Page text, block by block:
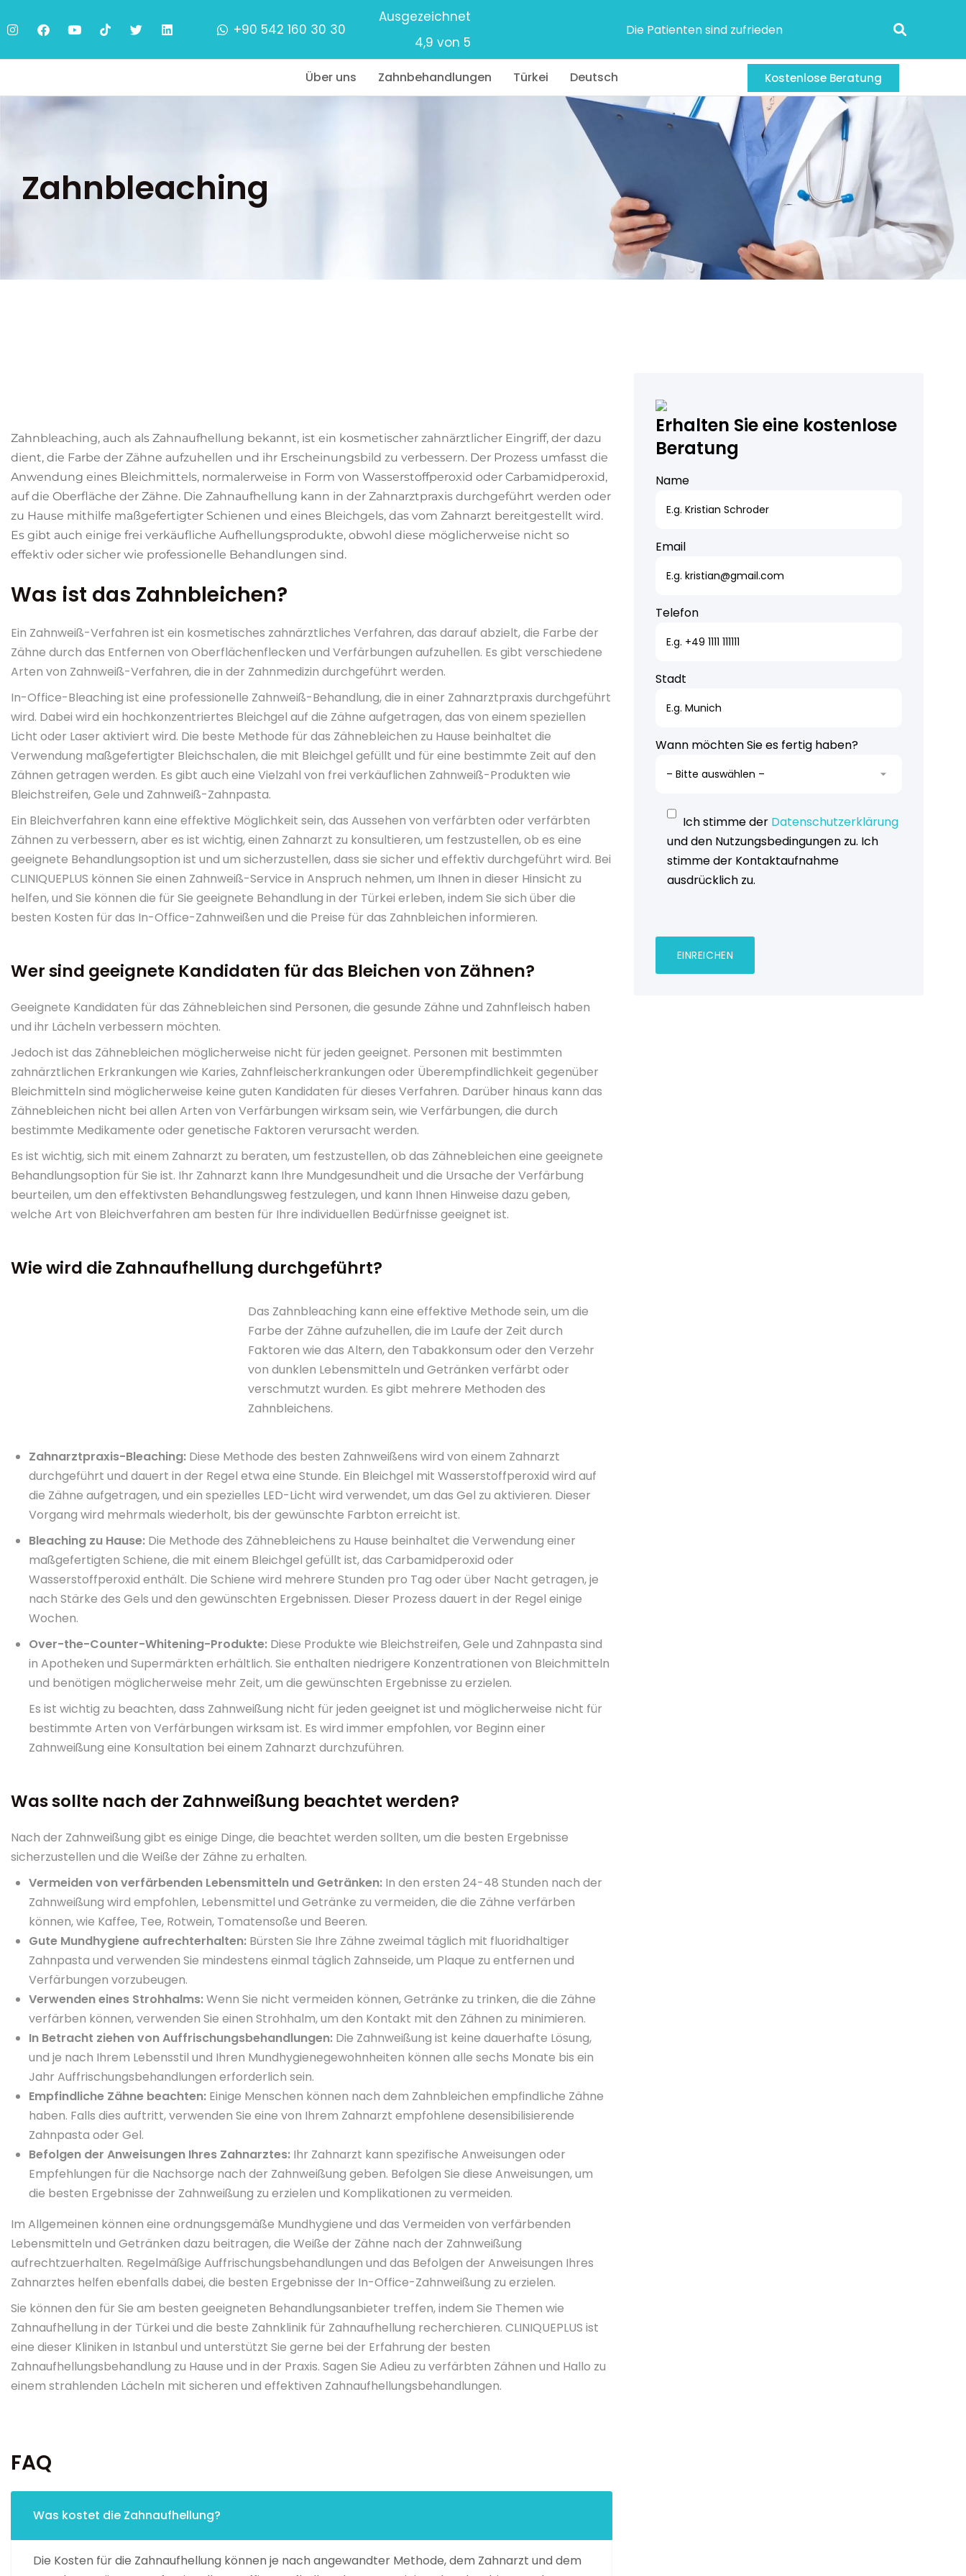
+90 542 160 30 30
Ausgezeichnet
4,9 von 5
Die Patienten sind zufrieden
Über uns Zahnbehandlungen Türkei Deutsch Kostenlose Beratung
Zahnbleaching
Zahnbleaching, auch als Zahnaufhellung bekannt, ist ein kosmetischer zahnärztlicher Eingriff, der dazu
dient, die Farbe der Zähne aufzuhellen und ihr Erscheinungsbild zu verbessern. Der Prozess umfasst die
Anwendung eines Bleichmittels, normalerweise in Form von Wasserstoffperoxid oder Carbamidperoxid,
auf die Oberfläche der Zähne. Die Zahnaufhellung kann in der Zahnarztpraxis durchgeführt werden oder
zu Hause mithilfe maßgefertigter Schienen und eines Bleichgels, das vom Zahnarzt bereitgestellt wird.
Es gibt auch einige frei verkäufliche Aufhellungsprodukte, obwohl diese möglicherweise nicht so
effektiv oder sicher wie professionelle Behandlungen sind.
Was ist das Zahnbleichen?
Ein Zahnweiß-Verfahren ist ein kosmetisches zahnärztliches Verfahren, das darauf abzielt, die Farbe der
Zähne durch das Entfernen von Oberflächenflecken und Verfärbungen aufzuhellen. Es gibt verschiedene
Arten von Zahnweiß-Verfahren, die in der Zahnmedizin durchgeführt werden.
In-Office-Bleaching ist eine professionelle Zahnweiß-Behandlung, die in einer Zahnarztpraxis durchgeführt
wird. Dabei wird ein hochkonzentriertes Bleichgel auf die Zähne aufgetragen, das von einem speziellen
Licht oder Laser aktiviert wird. Die beste Methode für das Zähnebleichen zu Hause beinhaltet die
Verwendung maßgefertigter Bleichschalen, die mit Bleichgel gefüllt und für eine bestimmte Zeit auf den
Zähnen getragen werden. Es gibt auch eine Vielzahl von frei verkäuflichen Zahnweiß-Produkten wie
Bleichstreifen, Gele und Zahnweiß-Zahnpasta.
Ein Bleichverfahren kann eine effektive Möglichkeit sein, das Aussehen von verfärbten oder verfärbten
Zähnen zu verbessern, aber es ist wichtig, einen Zahnarzt zu konsultieren, um festzustellen, ob es eine
geeignete Behandlungsoption ist und um sicherzustellen, dass sie sicher und effektiv durchgeführt wird. Bei
CLINIQUEPLUS können Sie einen Zahnweiß-Service in Anspruch nehmen, um Ihnen in dieser Hinsicht zu
helfen, und Sie können die für Sie geeignete Behandlung in der Türkei erleben, indem Sie sich über die
besten Kosten für das In-Office-Zahnweißen und die Preise für das Zahnbleichen informieren.
Wer sind geeignete Kandidaten für das Bleichen von Zähnen?
Geeignete Kandidaten für das Zähnebleichen sind Personen, die gesunde Zähne und Zahnfleisch haben
und ihr Lächeln verbessern möchten.
Jedoch ist das Zähnebleichen möglicherweise nicht für jeden geeignet. Personen mit bestimmten
zahnärztlichen Erkrankungen wie Karies, Zahnfleischerkrankungen oder Überempfindlichkeit gegenüber
Bleichmitteln sind möglicherweise keine guten Kandidaten für dieses Verfahren. Darüber hinaus kann das
Zähnebleichen nicht bei allen Arten von Verfärbungen wirksam sein, wie Verfärbungen, die durch
bestimmte Medikamente oder genetische Faktoren verursacht werden.
Es ist wichtig, sich mit einem Zahnarzt zu beraten, um festzustellen, ob das Zähnebleichen eine geeignete
Behandlungsoption für Sie ist. Ihr Zahnarzt kann Ihre Mundgesundheit und die Ursache der Verfärbung
beurteilen, um den effektivsten Behandlungsweg festzulegen, und kann Ihnen Hinweise dazu geben,
welche Art von Bleichverfahren am besten für Ihre individuellen Bedürfnisse geeignet ist.
Wie wird die Zahnaufhellung durchgeführt?
Das Zahnbleaching kann eine effektive Methode sein, um die
Farbe der Zähne aufzuhellen, die im Laufe der Zeit durch
Faktoren wie das Altern, den Tabakkonsum oder den Verzehr
von dunklen Lebensmitteln und Getränken verfärbt oder
verschmutzt wurden. Es gibt mehrere Methoden des
Zahnbleichens.
Zahnarztpraxis-Bleaching: Diese Methode des besten Zahnweißens wird von einem Zahnarzt
durchgeführt und dauert in der Regel etwa eine Stunde. Ein Bleichgel mit Wasserstoffperoxid wird auf
die Zähne aufgetragen, und ein spezielles LED-Licht wird verwendet, um das Gel zu aktivieren. Dieser
Vorgang wird mehrmals wiederholt, bis der gewünschte Farbton erreicht ist.
Bleaching zu Hause: Die Methode des Zähnebleichens zu Hause beinhaltet die Verwendung einer
maßgefertigten Schiene, die mit einem Bleichgel gefüllt ist, das Carbamidperoxid oder
Wasserstoffperoxid enthält. Die Schiene wird mehrere Stunden pro Tag oder über Nacht getragen, je
nach Stärke des Gels und den gewünschten Ergebnissen. Dieser Prozess dauert in der Regel einige
Wochen.
Over-the-Counter-Whitening-Produkte: Diese Produkte wie Bleichstreifen, Gele und Zahnpasta sind
in Apotheken und Supermärkten erhältlich. Sie enthalten niedrigere Konzentrationen von Bleichmitteln
und benötigen möglicherweise mehr Zeit, um die gewünschten Ergebnisse zu erzielen.
Es ist wichtig zu beachten, dass Zahnweißung nicht für jeden geeignet ist und möglicherweise nicht für
bestimmte Arten von Verfärbungen wirksam ist. Es wird immer empfohlen, vor Beginn einer
Zahnweißung eine Konsultation bei einem Zahnarzt durchzuführen.
Was sollte nach der Zahnweißung beachtet werden?
Nach der Zahnweißung gibt es einige Dinge, die beachtet werden sollten, um die besten Ergebnisse
sicherzustellen und die Weiße der Zähne zu erhalten.
Vermeiden von verfärbenden Lebensmitteln und Getränken: In den ersten 24-48 Stunden nach der
Zahnweißung wird empfohlen, Lebensmittel und Getränke zu vermeiden, die die Zähne verfärben
können, wie Kaffee, Tee, Rotwein, Tomatensoße und Beeren.
Gute Mundhygiene aufrechterhalten: Bürsten Sie Ihre Zähne zweimal täglich mit fluoridhaltiger
Zahnpasta und verwenden Sie mindestens einmal täglich Zahnseide, um Plaque zu entfernen und
Verfärbungen vorzubeugen.
Verwenden eines Strohhalms:Wenn Sie nicht vermeiden können, Getränke zu trinken, die die Zähne
verfärben können, verwenden Sie einen Strohhalm, um den Kontakt mit den Zähnen zu minimieren.
In Betracht ziehen von Auffrischungsbehandlungen: Die Zahnweißung ist keine dauerhafte Lösung,
und je nach Ihrem Lebensstil und Ihren Mundhygienegewohnheiten können alle sechs Monate bis ein
Jahr Auffrischungsbehandlungen erforderlich sein.
Empfindliche Zähne beachten: Einige Menschen können nach dem Zahnbleichen empfindliche Zähne
haben. Falls dies auftritt, verwenden Sie eine von Ihrem Zahnarzt empfohlene desensibilisierende
Zahnpasta oder Gel.
Befolgen der Anweisungen Ihres Zahnarztes: Ihr Zahnarzt kann spezifische Anweisungen oder
Empfehlungen für die Nachsorge nach der Zahnweißung geben. Befolgen Sie diese Anweisungen, um
die besten Ergebnisse der Zahnweißung zu erzielen und Komplikationen zu vermeiden.
Im Allgemeinen können eine ordnungsgemäße Mundhygiene und das Vermeiden von verfärbenden
Lebensmitteln und Getränken dazu beitragen, die Weiße der Zähne nach der Zahnweißung
aufrechtzuerhalten. Regelmäßige Auffrischungsbehandlungen und das Befolgen der Anweisungen Ihres
Zahnarztes helfen ebenfalls dabei, die besten Ergebnisse der In-Office-Zahnweißung zu erzielen.
Sie können den für Sie am besten geeigneten Behandlungsanbieter treffen, indem Sie Themen wie
Zahnaufhellung in der Türkei und die beste Zahnklinik für Zahnaufhellung recherchieren. CLINIQUEPLUS ist
eine dieser Kliniken in Istanbul und unterstützt Sie gerne bei der Erfahrung der besten
Zahnaufhellungsbehandlung zu Hause und in der Praxis. Sagen Sie Adieu zu verfärbten Zähnen und Hallo zu
einem strahlenden Lächeln mit sicheren und effektiven Zahnaufhellungsbehandlungen.
FAQ
Was kostet die Zahnaufhellung?
Die Kosten für die Zahnaufhellung können je nach angewandter Methode, dem Zahnarzt und dem
Erhalten Sie eine kostenlose
Beratung
Name
Email
Telefon
Stadt
Wann möchten Sie es fertig haben?
Ich stimme der Datenschutzerklärung
und den Nutzungsbedingungen zu. Ich
stimme der Kontaktaufnahme
ausdrücklich zu.